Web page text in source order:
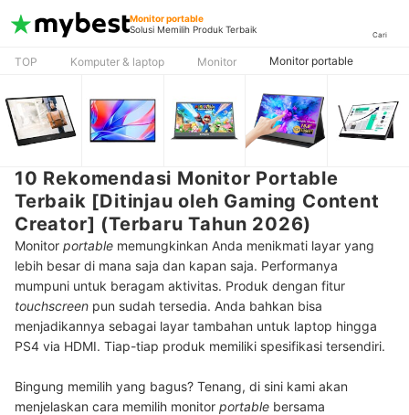
Monitor portable
Solusi Memilih Produk Terbaik
Cari
TOP Komputer & laptop Monitor Monitor portable
10 Rekomendasi Monitor Portable
Terbaik [Ditinjau oleh Gaming Content
Creator] (Terbaru Tahun 2026)
Monitor portable memungkinkan Anda menikmati layar yang
lebih besar di mana saja dan kapan saja. Performanya
mumpuni untuk beragam aktivitas. Produk dengan fitur
touchscreen pun sudah tersedia. Anda bahkan bisa
menjadikannya sebagai layar tambahan untuk laptop hingga
PS4 via HDMI. Tiap-tiap produk memiliki spesifikasi tersendiri.
Bingung memilih yang bagus? Tenang, di sini kami akan
menjelaskan cara memilih monitor portable bersama